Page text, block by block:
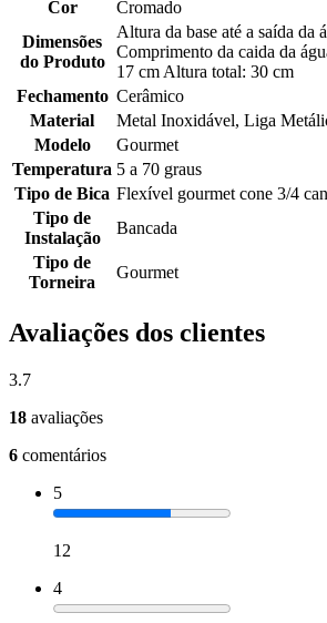
Cor
Cromado
Dimensões
do Produto
Altura da base até a saída da
Comprimento da caida da
17 cm Altura total: 30 cm
Fechamento Cerâmico
Material
Metal Inoxidável, Liga
Modelo
Gourmet
Temperatura 5 a 70 graus
Tipo de Bica Flexível gourmet cone 3/4
Tipo de
Instalação
Bancada
Tipo de
Torneira
Gourmet
Avaliações dos clientes
3.7
18 avaliações
6 comentários
5
12
4